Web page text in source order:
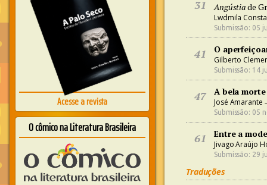
Acesse a revista
O cômico na Literatura Brasileira
31
Angústiade
Lwdmila
Submissão: 05
41 O
Gilberto
Submissão: 14
47 A bela
José Amarante
Submissão: 05
61 Entre a
Jivago Araújo
Submissão: 29
Traduções